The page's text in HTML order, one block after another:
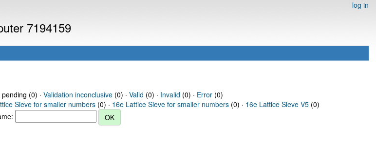
log in
7194159
(0) · Validation inconclusive(0) · Valid (0) · Invalid (0) · Error(0)
Sieve for smaller numbers (0) · 16e Lattice Sieve for smaller numbers (0) · 16e Lattice Sieve V5 (0)